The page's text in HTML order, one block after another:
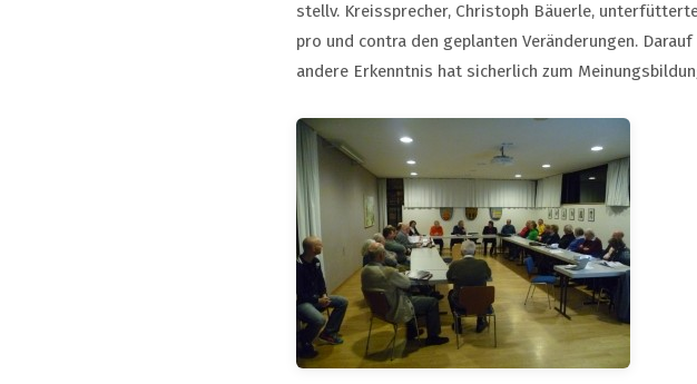
stellv. Kreissprecher, Christoph Bäuerle,
pro und contra den geplanten Veränderungen.
andere Erkenntnis hat sicherlich zum